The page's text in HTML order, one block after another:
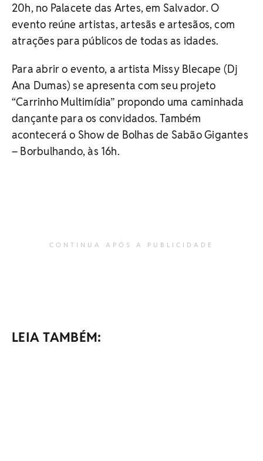
20h, no Palacete das Artes, em Salvador. O
evento reúne artistas, artesãs e artesãos, com
atrações para públicos de todas as idades.
Para abrir o evento, a artista Missy Blecape (Dj
Ana Dumas) se apresenta com seu projeto
“Carrinho Multimídia” propondo uma caminhada
dançante para os convidados. Também
acontecerá o Show de Bolhas de Sabão Gigantes
– Borbulhando, às 16h.
CONTINUA APÓS A PUBLICIDADE
LEIA TAMBÉM: